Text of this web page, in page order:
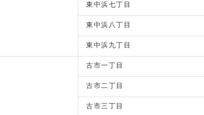
東中浜七丁目
東中浜八丁目
東中浜九丁目
古市一丁目
古市二丁目
古市三丁目